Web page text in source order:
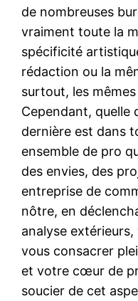
de nombreuses
vraiment toute la
spécificité
rédaction ou la
surtout, les
Cependant, quelle
dernière est dans
ensemble de pro
des envies, des
entreprise de
nôtre, en
analyse
vous consacrer
et votre cœur de
soucier de cet